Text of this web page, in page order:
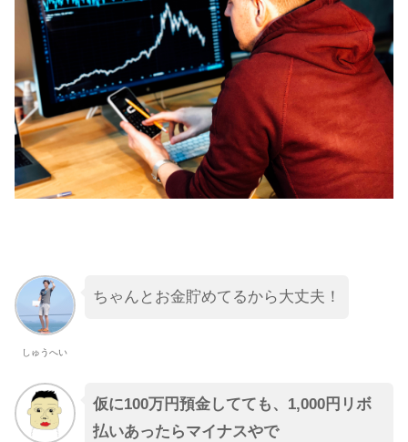
しゅうへい
ちゃんとお金貯めてるから大丈夫！
仮に100万円預金してても、1,000円リボ
払いあったらマイナスやで